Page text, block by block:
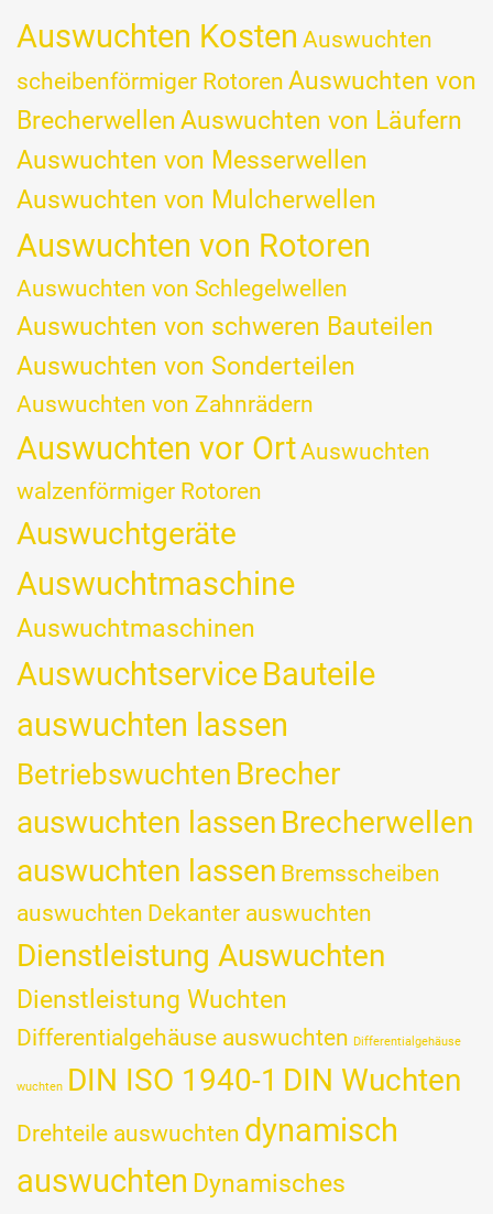
Auswuchten Kosten Auswuchten
scheibenförmiger Rotoren Auswuchten von
BrecherwellenAuswuchten von Läufern
Auswuchten von Messerwellen
Auswuchten von Mulcherwellen
Auswuchten von Rotoren
Auswuchten von Schlegelwellen
Auswuchten von schweren Bauteilen
Auswuchten von Sonderteilen
Auswuchten von Zahnrädern
Auswuchten vor OrtAuswuchten
walzenförmiger Rotoren
Auswuchtgeräte
Auswuchtmaschine
Auswuchtmaschinen
AuswuchtserviceBauteile
auswuchten lassen
Betriebswuchten Brecher
auswuchten lassen Brecherwellen
auswuchten lassen Bremsscheiben
auswuchten Dekanter auswuchten
Dienstleistung Auswuchten
Dienstleistung Wuchten
Differentialgehäuse auswuchten Differentialgehäuse
wuchten DIN ISO 1940-1 DIN Wuchten
Drehteile auswuchten dynamisch
auswuchten Dynamisches